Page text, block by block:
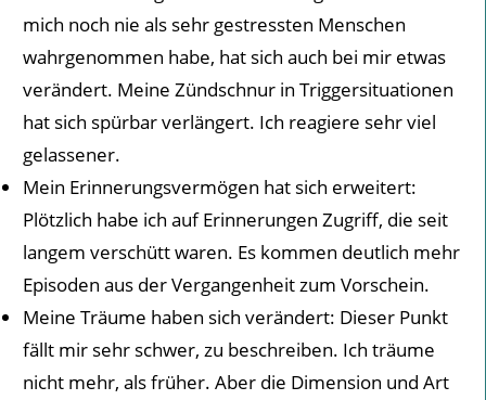
mich noch nie als sehr gestressten Menschen
wahrgenommen habe, hat sich auch bei mir etwas
verändert. Meine Zündschnur in Triggersituationen
hat sich spürbar verlängert. Ich reagiere sehr viel
gelassener.
Mein Erinnerungsvermögen hat sich erweitert:
Plötzlich habe ich auf Erinnerungen Zugriff, die seit
langem verschütt waren. Es kommen deutlich mehr
Episoden aus der Vergangenheit zum Vorschein.
Meine Träume haben sich verändert: Dieser Punkt
fällt mir sehr schwer, zu beschreiben. Ich träume
nicht mehr, als früher. Aber die Dimension und Art